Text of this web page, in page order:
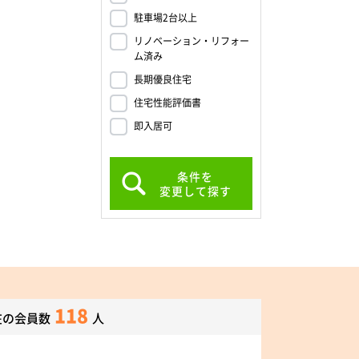
駐車場2台以上
リノベーション・リフォー
ム済み
長期優良住宅
住宅性能評価書
即入居可
条件を
変更して探す
会員数 118 人